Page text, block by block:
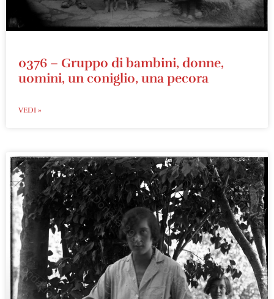
0376 – Gruppo di bambini, donne,
uomini, un coniglio, una pecora
VEDI »